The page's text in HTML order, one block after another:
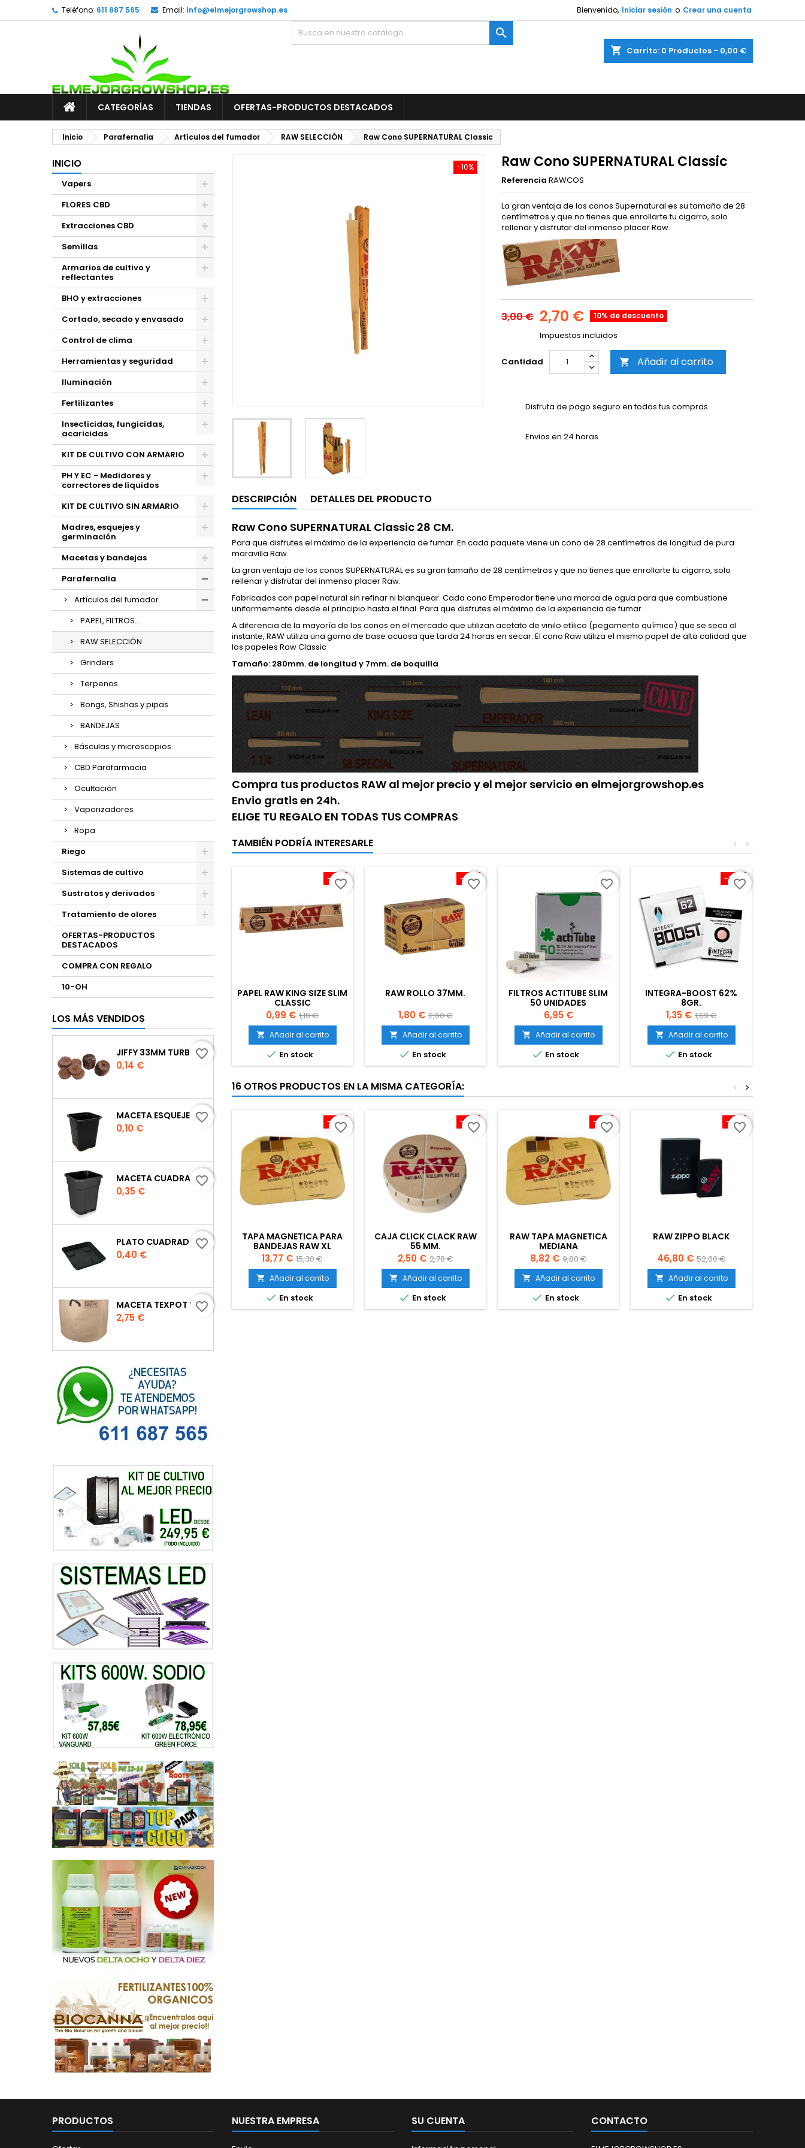
Teléfono: 611 687 565 Email: Info@elmejorgrowshop.es Bienvenido, Iniciar sesión o Crear una cuenta
shopping_cart Carrito: 0 Productos - 0,00 €

CATEGORÍAS TIENDAS OFERTAS-PRODUCTOS DESTACADOS
Inicio Parafernalia Artículos del fumador RAW SELECCIÓN Raw Cono SUPERNATURAL Classic
INICIO
Vapers
FLORES CBD
Extracciones CBD
Semillas
Armarios de cultivo y
reflectantes
BHO y extracciones
Cortado, secado y envasado
Control de clima
Herramientas y seguridad
Iluminación
Fertilizantes
Insecticidas, fungicidas,
acaricidas
KIT DE CULTIVO CON ARMARIO
PH Y EC - Medidores y
correctores de líquidos
KIT DE CULTIVO SIN ARMARIO
Madres, esquejes y
germinación
Macetas y bandejas
Parafernalia
Artículos del fumador
PAPEL, FILTROS...
RAW SELECCIÓN
Grinders
Terpenos
Bongs, Shishas y pipas
BANDEJAS
Básculas y microscopios
CBD Parafarmacia
Ocultación
Vaporizadores
Ropa
Riego
Sistemas de cultivo
Sustratos y derivados
Tratamiento de olores
OFERTAS-PRODUCTOS
DESTACADOS
COMPRA CON REGALO
10-OH
LOS MÁS VENDIDOS
JIFFY 33MM TURBA
Precio
0,14 €
favorite_border
MACETA ESQUEJE 7X7X8 CM.
Precio
0,10 €
favorite_border
MACETA CUADRADA NEGRA
Precio
0,35 €
favorite_border
PLATO CUADRADO PARA MACETA
Precio
0,40 €
favorite_border
MACETA TEXPOT URBAN COLOR ARENA
Precio
2,75 €
favorite_border
-10% Raw Cono SUPERNATURAL Classic
Referencia RAWCOS
La gran ventaja de los conos Supernatural es su tamaño de 28
centímetros y que no tienes que enrollarte tu cigarro, solo
rellenar y disfrutar del inmenso placer Raw.
3,00 € 2,70 € 10% de descuento
Impuestos incluidos
Cantidad  Añadir al carrito
Disfruta de pago seguro en todas tus compras
Envios en 24 horas
DESCRIPCIÓN DETALLES DEL PRODUCTO
Raw Cono SUPERNATURAL Classic 28 CM.
Para que disfrutes el máximo de la experiencia de fumar. En cada paquete viene un cono de 28 centímetros de longitud de pura
maravilla Raw.
La gran ventaja de los conos SUPERNATURAL es su gran tamaño de 28 centímetros y que no tienes que enrollarte tu cigarro, solo
rellenar y disfrutar del inmenso placer Raw.
Fabricados con papel natural sin refinar ni blanquear. Cada cono Emperador tiene una marca de agua para que combustione
uniformemente desde el principio hasta el final. Para que disfrutes el máximo de la experiencia de fumar.
A diferencia de la mayoría de los conos en el mercado que utilizan acetato de vinilo etílico (pegamento químico) que se seca al
instante, RAW utiliza una goma de base acuosa que tarda 24 horas en secar. El cono Raw utiliza el mismo papel de alta calidad que
los papeles Raw Classic
Tamaño: 280mm. de longitud y 7mm. de boquilla
Compra tus productos RAW al mejor precio y el mejor servicio en elmejorgrowshop.es
Envio gratis en 24h.
ELIGE TU REGALO EN TODAS TUS COMPRAS
TAMBIÉN PODRÍA INTERESARLE >
<
-10%
PAPEL RAW KING SIZE SLIM
CLASSIC
Precio
0,99 € Precio
base
1,10 €
 Añadir al carrito
 En stock
favorite_border -10%
RAW ROLLO 37MM.
Precio
1,80 € Precio
base
2,00 €
 Añadir al carrito
 En stock
favorite_border
FILTROS ACTITUBE SLIM
50 UNIDADES
Precio
6,95 €
 Añadir al carrito
 En stock
favorite_border -20%
INTEGRA-BOOST 62%
8GR.
Precio
1,35 € Precio
base
1,69 €
 Añadir al carrito
 En stock
favorite_border
16 OTROS PRODUCTOS EN LA MISMA CATEGORÍA: >
<
-10%
TAPA MAGNETICA PARA
BANDEJAS RAW XL
Precio
13,77 € Precio
base
15,30 €
 Añadir al carrito
 En stock
favorite_border -10%
CAJA CLICK CLACK RAW
55 MM.
Precio
2,50 € Precio
base
2,78 €
 Añadir al carrito
 En stock
favorite_border -10%
RAW TAPA MAGNETICA
MEDIANA
Precio
8,82 € Precio
base
9,80 €
 Añadir al carrito
 En stock
favorite_border -10%
RAW ZIPPO BLACK
Precio
46,80 € Precio
base
52,00 €
 Añadir al carrito
 En stock
favorite_border
PRODUCTOS NUESTRA EMPRESA SU CUENTA CONTACTO